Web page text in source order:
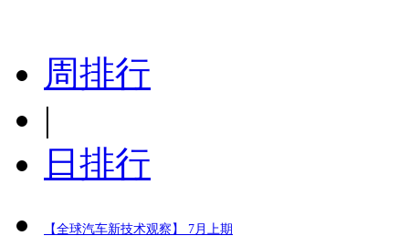
周排行
|
日排行
【全球汽车新技术观察】 7月上期